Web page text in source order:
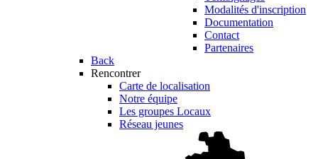
Modalités d'inscription
Documentation
Contact
Partenaires
Back
Rencontrer
Carte de localisation
Notre équipe
Les groupes Locaux
Réseau jeunes